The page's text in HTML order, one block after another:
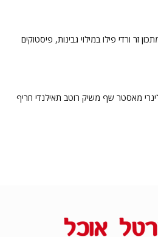
זר ורדי פילו במילוי גבינות, פיסטוקים
מאסטר שף משיק רוטב תאילנדי חריף